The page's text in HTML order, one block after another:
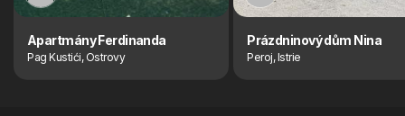
Apartmány Ferdinanda
Pag Kustići, Ostrovy
Prázdninový dům Nina
Peroj, Istrie